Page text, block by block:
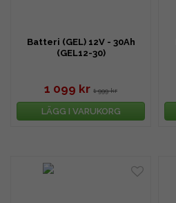
Batteri (GEL) 12V - 30Ah
(GEL12-30)
1 099 kr 1 999 kr
LÄGG I VARUKORG